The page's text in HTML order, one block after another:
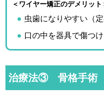
＜ワイヤー矯正のデメリット
虫歯になりやすい（
口の中を器具で傷つ
治療法③ 骨格手術